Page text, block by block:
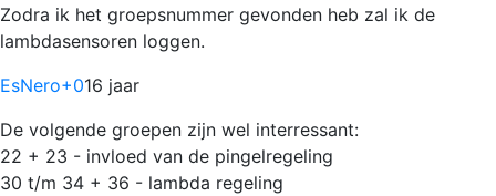
Zodra ik het groepsnummer gevonden heb zal ik de
lambdasensoren loggen.
EsNero+016 jaar
De volgende groepen zijn wel interressant:
22 + 23 - invloed van de pingelregeling
30 t/m 34 + 36 - lambda regeling